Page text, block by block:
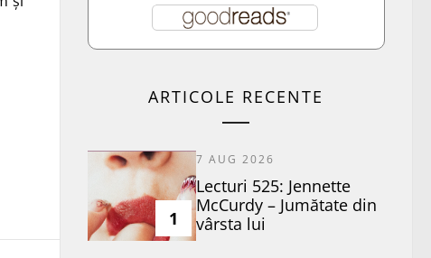
ARTICOLE RECENTE
1
7 AUG 2026
Lecturi 525: Jennette
McCurdy – Jumătate din
vârsta lui